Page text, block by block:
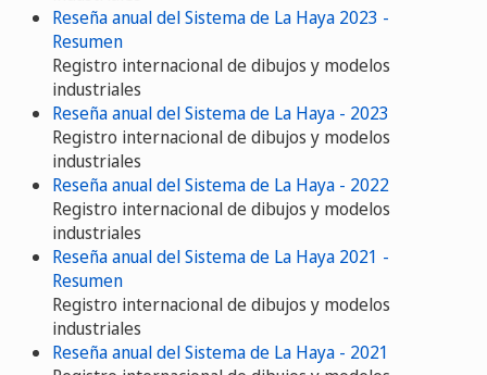
Reseña anual del Sistema de La Haya 2023 -
Resumen
Registro internacional de dibujos y modelos
industriales
Reseña anual del Sistema de La Haya - 2023
Registro internacional de dibujos y modelos
industriales
Reseña anual del Sistema de La Haya - 2022
Registro internacional de dibujos y modelos
industriales
Reseña anual del Sistema de La Haya 2021 -
Resumen
Registro internacional de dibujos y modelos
industriales
Reseña anual del Sistema de La Haya - 2021